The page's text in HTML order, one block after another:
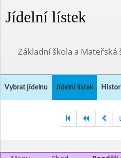
Jídelní lístek
Základní škola a
Vybrat jídelnu Jídelní lístek